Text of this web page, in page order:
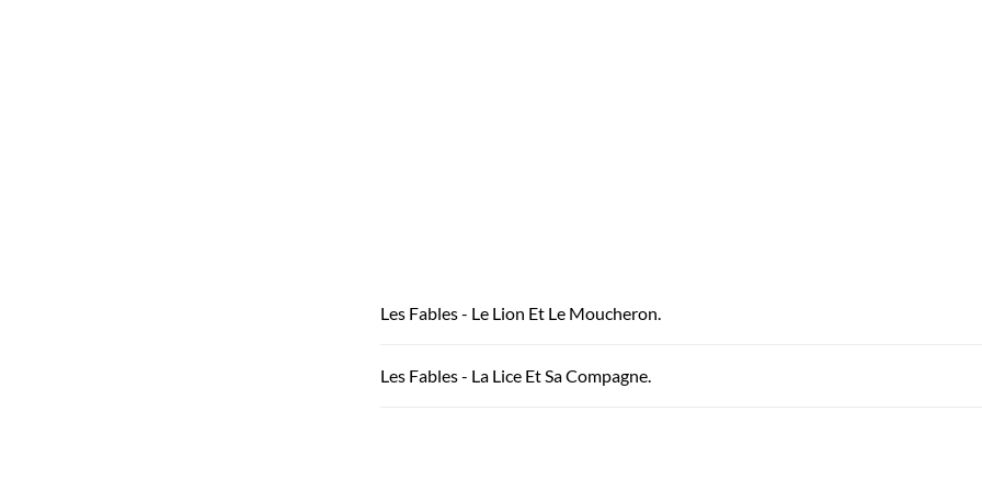
Les Fables - Le Lion Et Le Moucheron.
Les Fables - La Lice Et Sa Compagne.